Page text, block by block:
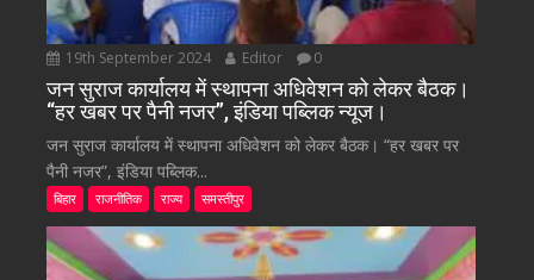
19th September 2024 Editor 0
जन सुराज कार्यालय में स्थापना अधिवेशन को लेकर बैठक।
“हर खबर पर पैनी नजर”, इंडिया पब्लिक न्यूज।
जन सुराज कार्यालय में स्थापना अधिवेशन को लेकर बैठक। “हर खबर पर
पैनी नजर”, इंडिया पब्लिक...
बिहार राजनीतिक राज्य समस्तीपुर